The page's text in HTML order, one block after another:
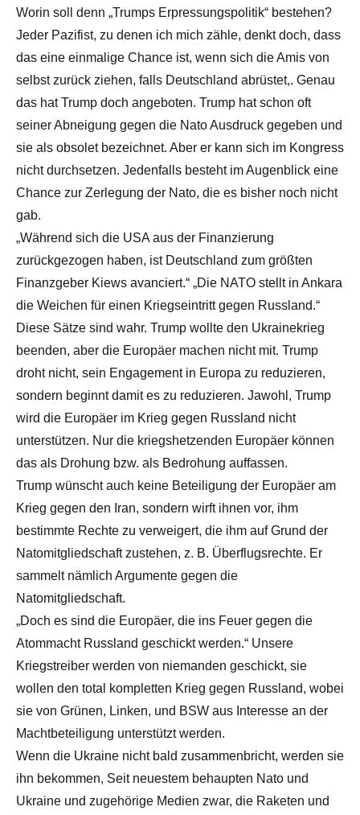
Worin soll denn „Trumps Erpressungspolitik“ bestehen?
Jeder Pazifist, zu denen ich mich zähle, denkt doch, dass
das eine einmalige Chance ist, wenn sich die Amis von
selbst zurück ziehen, falls Deutschland abrüstet,. Genau
das hat Trump doch angeboten. Trump hat schon oft
seiner Abneigung gegen die Nato Ausdruck gegeben und
sie als obsolet bezeichnet. Aber er kann sich im Kongress
nicht durchsetzen. Jedenfalls besteht im Augenblick eine
Chance zur Zerlegung der Nato, die es bisher noch nicht
gab.
„Während sich die USA aus der Finanzierung
zurückgezogen haben, ist Deutschland zum größten
Finanzgeber Kiews avanciert.“ „Die NATO stellt in Ankara
die Weichen für einen Kriegseintritt gegen Russland.“
Diese Sätze sind wahr. Trump wollte den Ukrainekrieg
beenden, aber die Europäer machen nicht mit. Trump
droht nicht, sein Engagement in Europa zu reduzieren,
sondern beginnt damit es zu reduzieren. Jawohl, Trump
wird die Europäer im Krieg gegen Russland nicht
unterstützen. Nur die kriegshetzenden Europäer können
das als Drohung bzw. als Bedrohung auffassen.
Trump wünscht auch keine Beteiligung der Europäer am
Krieg gegen den Iran, sondern wirft ihnen vor, ihm
bestimmte Rechte zu verweigert, die ihm auf Grund der
Natomitgliedschaft zustehen, z. B. Überflugsrechte. Er
sammelt nämlich Argumente gegen die
Natomitgliedschaft.
„Doch es sind die Europäer, die ins Feuer gegen die
Atommacht Russland geschickt werden.“ Unsere
Kriegstreiber werden von niemanden geschickt, sie
wollen den total kompletten Krieg gegen Russland, wobei
sie von Grünen, Linken, und BSW aus Interesse an der
Machtbeteiligung unterstützt werden.
Wenn die Ukraine nicht bald zusammenbricht, werden sie
ihn bekommen, Seit neuestem behaupten Nato und
Ukraine und zugehörige Medien zwar, die Raketen und